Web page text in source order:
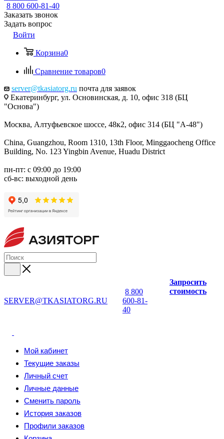
8 800 600-81-40
Заказать звонок
Задать вопрос
Войти
Корзина0
Сравнение товаров0
server@tkasiatorg.ru почта для заявок
Екатеринбург, ул. Основинская, д. 10, офис 318 (БЦ
"Основа")
Москва, Алтуфьевское шоссе, 48к2, офис 314 (БЦ "А-48")
China, Guangzhou, Room 1310, 13th Floor, Minggaocheng Office
Building, No. 123 Yingbin Avenue, Huadu District
пн-пт: с 09:00 до 19:00
сб-вс: выходной день
SERVER@TKASIATORG.RU
8 800
600-81-
40
Запросить
стоимость
Мой кабинет
Текущие заказы
Личный счет
Личные данные
Сменить пароль
История заказов
Профили заказов